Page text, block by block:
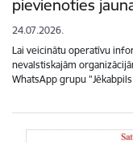
pievienoties
24.07.2026.
Lai veicinātu operatīvu
nevalstiskajām
WhatsApp grupu